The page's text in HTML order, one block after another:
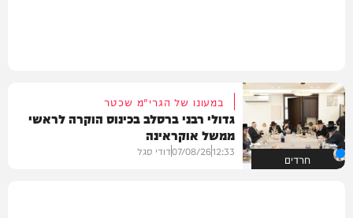
חרדים
במעונו של הגרי"מ שכטר
גדולי רבני ברסלב בכינוס הוקרה לראשי
ממשל אוקראינה
12:33
07/08/26דודי סגל